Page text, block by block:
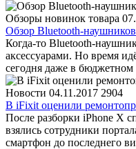
Обзоры новинок товара
Обзор Bluetooth-
Когда-то Bluetooth-
аксессуарами. Но время
сегодня даже в бюджетном
Новости 04.11.2017 2904
В iFixit оценили
После разборки iPhone X
взялись сотрудники
смартфон до последнего